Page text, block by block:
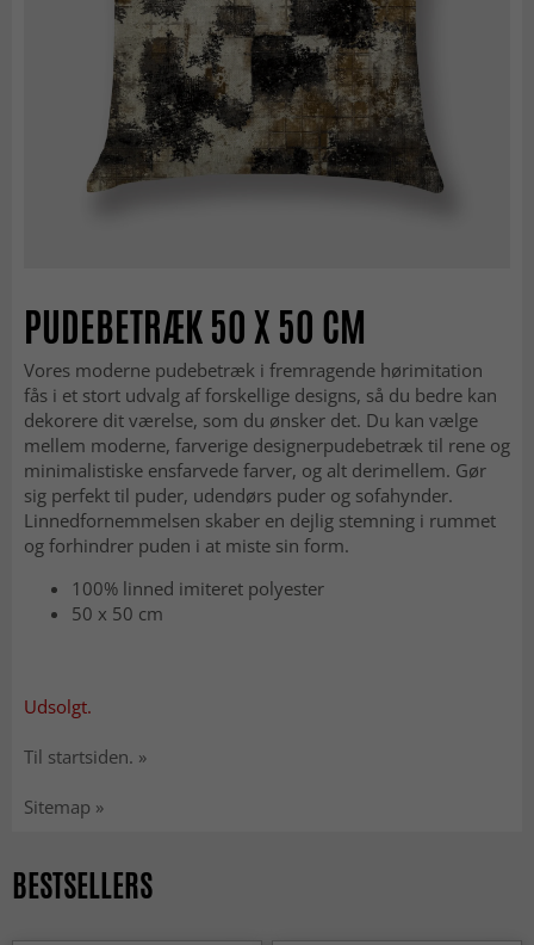
PUDEBETRÆK 50 X 50 CM
Vores moderne pudebetræk i fremragende hørimitation
fås i et stort udvalg af forskellige designs, så du bedre kan
dekorere dit værelse, som du ønsker det. Du kan vælge
mellem moderne, farverige designerpudebetræk til rene og
minimalistiske ensfarvede farver, og alt derimellem. Gør
sig perfekt til puder, udendørs puder og sofahynder.
Linnedfornemmelsen skaber en dejlig stemning i rummet
og forhindrer puden i at miste sin form.
100% linned imiteret polyester
50 x 50 cm
Udsolgt.
Til startsiden. »
Sitemap »
BESTSELLERS